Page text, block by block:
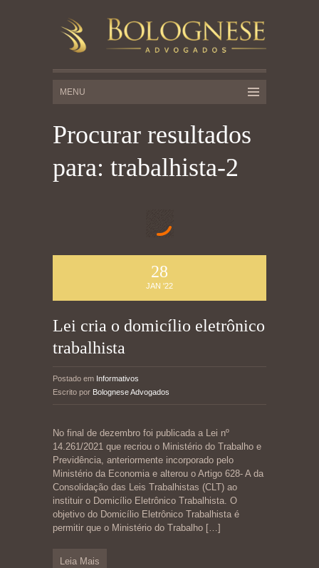
Procurar resultados
para: trabalhista-2
28
JAN '22
Lei cria o domicílio eletrônico
trabalhista
Postado em Informativos
Escrito por Bolognese Advogados
No final de dezembro foi publicada a Lei nº
14.261/2021 que recriou o Ministério do Trabalho e
Previdência, anteriormente incorporado pelo
Ministério da Economia e alterou o Artigo 628- A da
Consolidação das Leis Trabalhistas (CLT) ao
instituir o Domicílio Eletrônico Trabalhista. O
objetivo do Domicílio Eletrônico Trabalhista é
permitir que o Ministério do Trabalho […]
Leia Mais